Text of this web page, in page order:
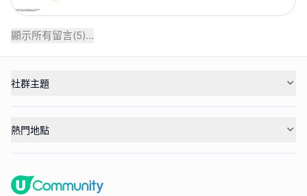
顯示所有留言(5)...
社群主題
熱門地點